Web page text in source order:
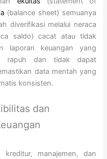
(balance sheet) semuanya
diverifikasi melalui neraca
saldo) cacat atau tidak
laporan keuangan yang
rapuh dan tidak dapat
data mentah yang
konsisten.
dan
kreditur, manajemen, dan